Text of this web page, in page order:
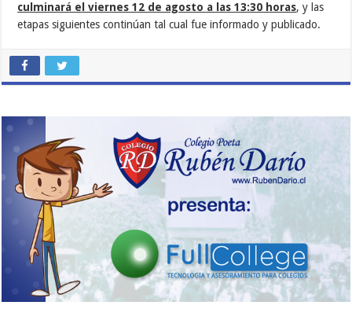
culminará el viernes 12 de agosto a las 13:30 horas, y las
etapas siguientes continúan tal cual fue informado y publicado.